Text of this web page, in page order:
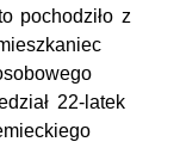
pochodziło z
22-latek